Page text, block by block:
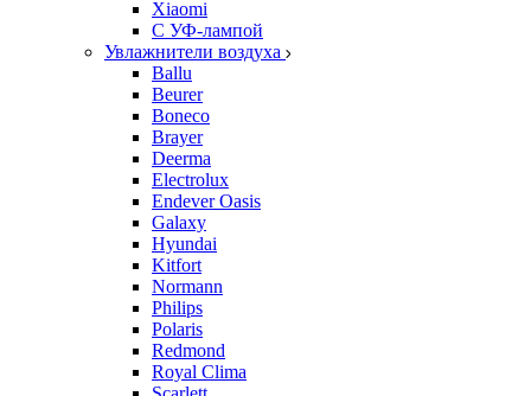
Xiaomi
С УФ-лампой
Увлажнители воздуха
Ballu
Beurer
Boneco
Brayer
Deerma
Electrolux
Endever Oasis
Galaxy
Hyundai
Kitfort
Normann
Philips
Polaris
Redmond
Royal Clima